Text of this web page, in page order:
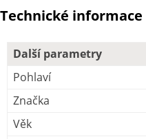
Technické informace
Další parametry
Pohlaví
Značka
Věk